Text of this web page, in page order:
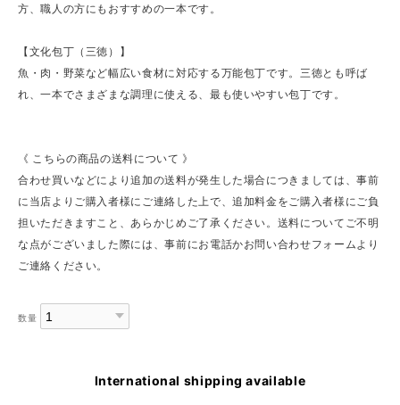
方、職人の方にもおすすめの一本です。
【文化包丁（三徳）】
魚・肉・野菜など幅広い食材に対応する万能包丁です。三徳とも呼ば
れ、一本でさまざまな調理に使える、最も使いやすい包丁です。
《 こちらの商品の送料について 》
合わせ買いなどにより追加の送料が発生した場合につきましては、事前
に当店よりご購入者様にご連絡した上で、追加料金をご購入者様にご負
担いただきますこと、あらかじめご了承ください。送料についてご不明
な点がございました際には、事前にお電話かお問い合わせフォームより
ご連絡ください。
数量
International shipping available